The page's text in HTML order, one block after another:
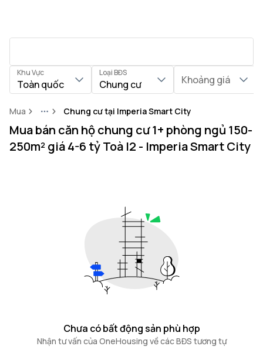
Khu Vực
Toàn quốc
Loại BĐS
Chung cư Khoảng giá
Mua MoreChung cư tại Imperia Smart City
Mua bán căn hộ chung cư 1+ phòng ngủ 150-
250m² giá 4-6 tỷ Toà I2 - Imperia Smart City
Chưa có bất động sản phù hợp
Nhận tư vấn của OneHousing về các BĐS tương tự